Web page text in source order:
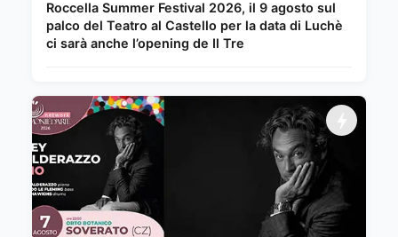
Roccella Summer Festival 2026, il 9 agosto sul
palco del Teatro al Castello per la data di Luchè
ci sarà anche l’opening de Il Tre